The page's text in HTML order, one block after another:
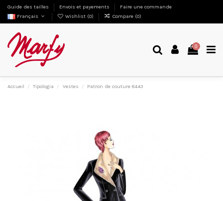
Guide des tailles Envois et payements
Faire une commande
Français
Wishlist (0) Compare (0)
0
Accueil Tipologia Vestes Patron de couture 8443